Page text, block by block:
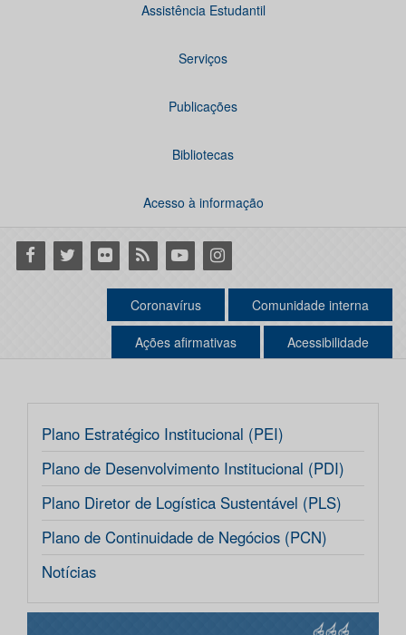
Assistência Estudantil
Serviços
Publicações
Bibliotecas
Acesso à informação
Facebook
Twitter Flickr RSS YoutubeInstagram
Coronavírus Comunidade interna
Ações afirmativas Acessibilidade
Plano Estratégico Institucional (PEI)
Plano de Desenvolvimento Institucional (PDI)
Plano Diretor de Logística Sustentável (PLS)
Plano de Continuidade de Negócios (PCN)
Notícias